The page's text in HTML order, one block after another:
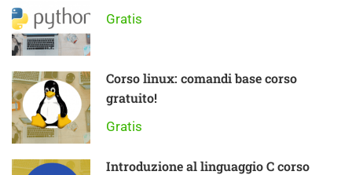
Gratis
Corso linux: comandi base corso
gratuito!
Gratis
Introduzione al linguaggio C corso